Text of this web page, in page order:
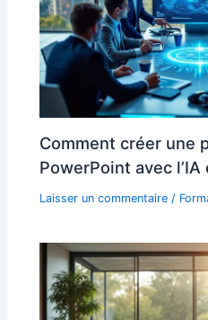
Comment créer une
PowerPoint avec l’IA
Laisser un commentaire /